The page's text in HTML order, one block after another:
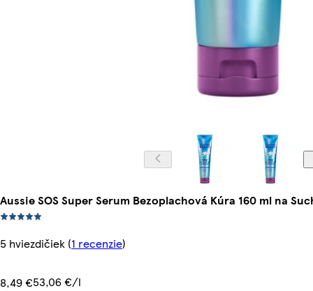
Aussie SOS Super Serum Bezoplachová Kúra 160 ml na
5 hviezdičiek (1 recenzie)
8,49 €53,06 €/l